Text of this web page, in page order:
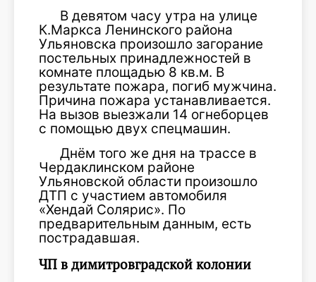
В девятом часу утра на улице
К.Маркса Ленинского района
Ульяновска произошло загорание
постельных принадлежностей в
комнате площадью 8 кв.м. В
результате пожара, погиб мужчина.
Причина пожара устанавливается.
На вызов выезжали 14 огнеборцев
с помощью двух спецмашин.
Днём того же дня на трассе в
Чердаклинском районе
Ульяновской области произошло
ДТП с участием автомобиля
«Хендай Солярис». По
предварительным данным, есть
пострадавшая.
ЧП в димитровградской колонии